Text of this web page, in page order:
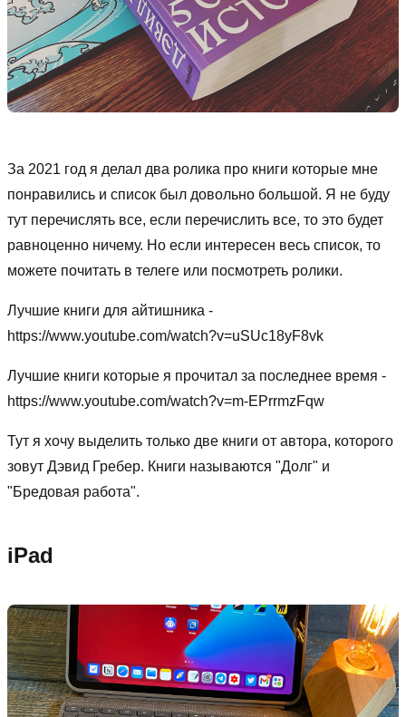
За 2021 год я делал два ролика про книги которые мне
понравились и список был довольно большой. Я не буду
тут перечислять все, если перечислить все, то это будет
равноценно ничему. Но если интересен весь список, то
можете почитать в телеге или посмотреть ролики.
Лучшие книги для айтишника -
https://www.youtube.com/watch?v=uSUc18yF8vk
Лучшие книги которые я прочитал за последнее время -
https://www.youtube.com/watch?v=m-EPrrmzFqw
Тут я хочу выделить только две книги от автора, которого
зовут Дэвид Гребер. Книги называются "Долг" и
"Бредовая работа".
iPad